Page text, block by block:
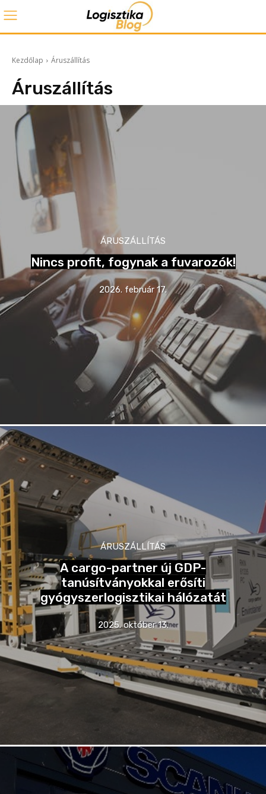
Kezdőlap Áruszállítás
Áruszállítás
ÁRUSZÁLLÍTÁS
Nincs profit, fogynak a fuvarozók!
2026. február 17.
ÁRUSZÁLLÍTÁS
A cargo-partner új GDP-
tanúsítványokkal erősíti
gyógyszerlogisztikai hálózatát
2025. október 13.